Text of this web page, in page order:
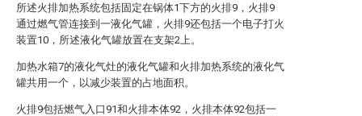
所述火排加热系统包括固定在锅体1下方的火排9，火排9
通过燃气管连接到一液化气罐，火排9还包括一个电子打火
装置10，所述液化气罐放置在支架2上。
加热水箱7的液化气灶的液化气罐和火排加热系统的液化气
罐共用一个，以减少装置的占地面积。
火排9包括燃气入口91和火排本体92，火排本体92包括一